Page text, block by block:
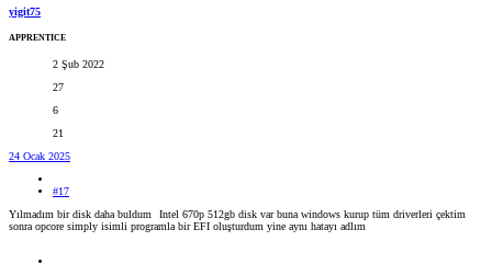
yigit75
APPRENTICE
2 Şub 2022
27
6
21
24 Ocak 2025
#17
Yılmadım bir disk daha buldum
Intel 670p 512gb disk var buna windows kurup tüm driverleri çektim
sonra opcore simply isimli programla bir EFI oluşturdum yine aynı hatayı adlım